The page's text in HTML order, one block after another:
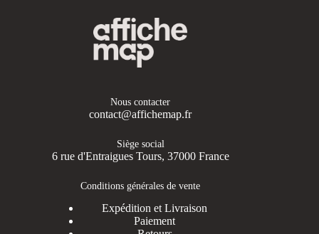
Nous contacter
contact@affichemap.fr
Siège social
6 rue d'Entraigues Tours, 37000 France
Conditions générales de vente
Expédition et Livraison
Paiement